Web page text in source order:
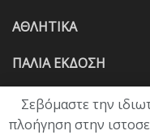
ΑΘΛΗΤΙΚΑ
ΠΑΛΙΑ ΕΚΔΟΣΗ
Σεβόμαστε την
πλοήγηση στην